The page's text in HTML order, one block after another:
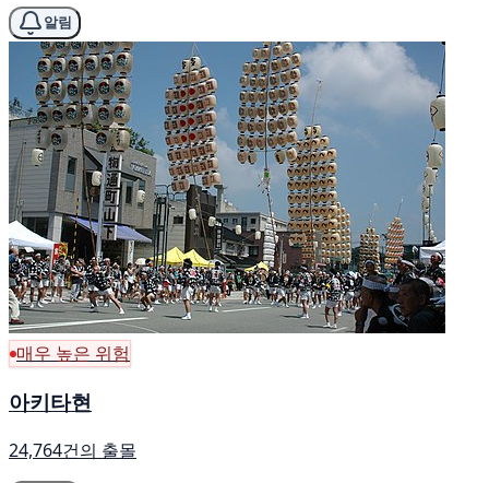
알림
매우 높은 위험
아키타현
24,764건의 출몰